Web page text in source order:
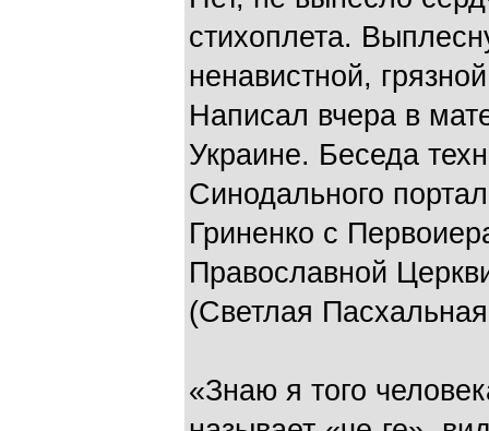
стихоплета.
ненавистной,
Написал вчера в
Украине. Беседа
Синодального
Гриненко с
Православной
(Светлая
«Знаю я того